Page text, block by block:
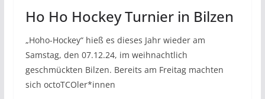
Ho Ho Hockey Turnier in Bilzen
„Hoho-Hockey“ hieß es dieses Jahr wieder am
Samstag, den 07.12.24, im weihnachtlich
geschmückten Bilzen. Bereits am Freitag machten
sich octoTCOler*innen